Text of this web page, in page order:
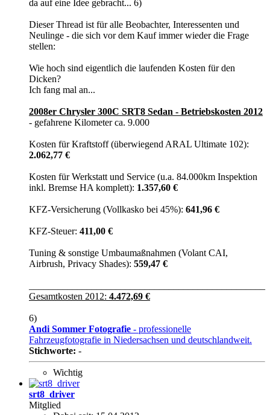
da auf eine Idee gebracht... 6)
Dieser Thread ist für alle Beobachter, Interessenten und
Neulinge - die sich vor dem Kauf immer wieder die Frage
stellen:
Wie hoch sind eigentlich die laufenden Kosten für den
Dicken?
Ich fang mal an...
2008er Chrysler 300C SRT8 Sedan - Betriebskosten 2012
- gefahrene Kilometer ca. 9.000
Kosten für Kraftstoff (überwiegend ARAL Ultimate 102):
2.062,77 €
Kosten für Werkstatt und Service (u.a. 84.000km Inspektion
inkl. Bremse HA komplett): 1.357,60 €
KFZ-Versicherung (Vollkasko bei 45%): 641,96 €
KFZ-Steuer: 411,00 €
Tuning & sonstige Umbaumaßnahmen (Volant CAI,
Airbrush, Privacy Shades): 559,47 €
Gesamtkosten 2012: 4.472,69 €
6)
Andi Sommer Fotografie - professionelle
Fahrzeugfotografie in Niedersachsen und deutschlandweit.
Stichworte: -
Wichtig
srt8_driver
Mitglied